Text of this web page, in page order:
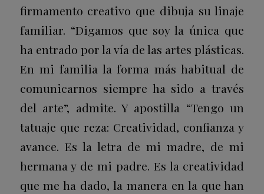
firmamento creativo que dibuja su linaje
familiar. “Digamos que soy la única que
ha entrado por la vía de las artes plásticas.
En mi familia la forma más habitual de
comunicarnos siempre ha sido a través
del arte”, admite. Y apostilla “Tengo un
tatuaje que reza: Creatividad, confianza y
avance. Es la letra de mi madre, de mi
hermana y de mi padre. Es la creatividad
que me ha dado, la manera en la que han